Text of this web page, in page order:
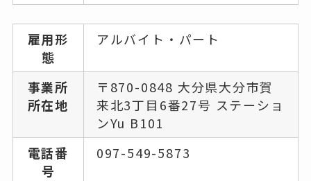
雇用形
態
アルバイト・パート
事業所
所在地
〒870-0848 大分県大分市賀
来北3丁目6番27号 ステーショ
ンYu B101
電話番
号
097-549-5873